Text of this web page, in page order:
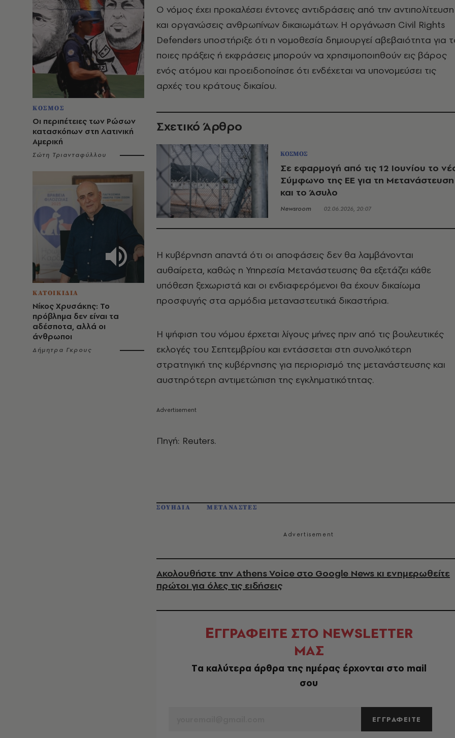
ΚΟΣΜΟΣ
Οι περιπέτειες των Ρώσων
κατασκόπων στη Λατινική
Αμερική
Σώτη Τριανταφύλλου
ΚΑΤΟΙΚΙΔΙΑ
Νίκος Χρυσάκης: Το
πρόβλημα δεν είναι τα
αδέσποτα, αλλά οι
άνθρωποι
Δήμητρα Γκρους
Ο νόμος έχει προκαλέσει έντονες αντιδράσεις από την αντιπολίτευση
και οργανώσεις ανθρωπίνων δικαιωμάτων. Η οργάνωση Civil Rights
Defenders υποστήριξε ότι η νομοθεσία δημιουργεί αβεβαιότητα για
ποιες πράξεις ή εκφράσεις μπορούν να χρησιμοποιηθούν εις βάρος
ενός ατόμου και προειδοποίησε ότι ενδέχεται να υπονομεύσει τις
αρχές του κράτους δικαίου.
Σχετικό Άρθρο
ΚΟΣΜΟΣ
Σε εφαρμογή από τις 12 Ιουνίου το
Σύμφωνο της ΕΕ για τη Μετανάστευση
και το Άσυλο
Newsroom 02.06.2026, 20:07
Η κυβέρνηση απαντά ότι οι αποφάσεις δεν θα λαμβάνονται
αυθαίρετα, καθώς η Υπηρεσία Μετανάστευσης θα εξετάζει κάθε
υπόθεση ξεχωριστά και οι ενδιαφερόμενοι θα έχουν δικαίωμα
προσφυγής στα αρμόδια μεταναστευτικά δικαστήρια.
Η ψήφιση του νόμου έρχεται λίγους μήνες πριν από τις βουλευτικές
εκλογές του Σεπτεμβρίου και εντάσσεται στη συνολικότερη
στρατηγική της κυβέρνησης για περιορισμό της μετανάστευσης και
αυστηρότερη αντιμετώπιση της εγκληματικότητας.
Πηγή: Reuters.
ΣΟΥΗΔΙΑ ΜΕΤΑΝΑΣΤΕΣ
Ακολουθήστε την Athens Voice στο Google News κι ενημερωθείτε
πρώτοι για όλες τις ειδήσεις
ΕΓΓΡΑΦΕΙΤΕ ΣΤΟ NEWSLETTER
ΜΑΣ
Tα καλύτερα άρθρα της ημέρας έρχονται στο mail
σου
ΕΓΓΡΑΦΕΙΤΕ